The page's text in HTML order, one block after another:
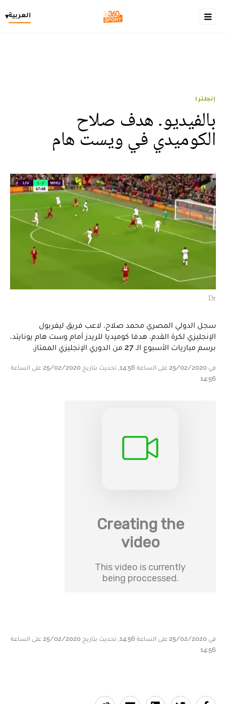
العربية▾
إنجلترا
بالفيديو. هدف صلاح
الكوميدي في ويست هام
Dr
سجل الدولي المصري محمد صلاح، لاعب فريق ليفربول
الإنجليزي لكرة القدم، هدفا كوميديا للريدز أمام وست هام يونايتد،
برسم مباريات الأسبوع الـ 27 من الدوري الإنجليزي الممتاز.
في 25/02/2020 على الساعة 14:56, تحديث بتاريخ 25/02/2020 على الساعة
14:56
في 25/02/2020 على الساعة 14:56, تحديث بتاريخ 25/02/2020 على الساعة
14:56